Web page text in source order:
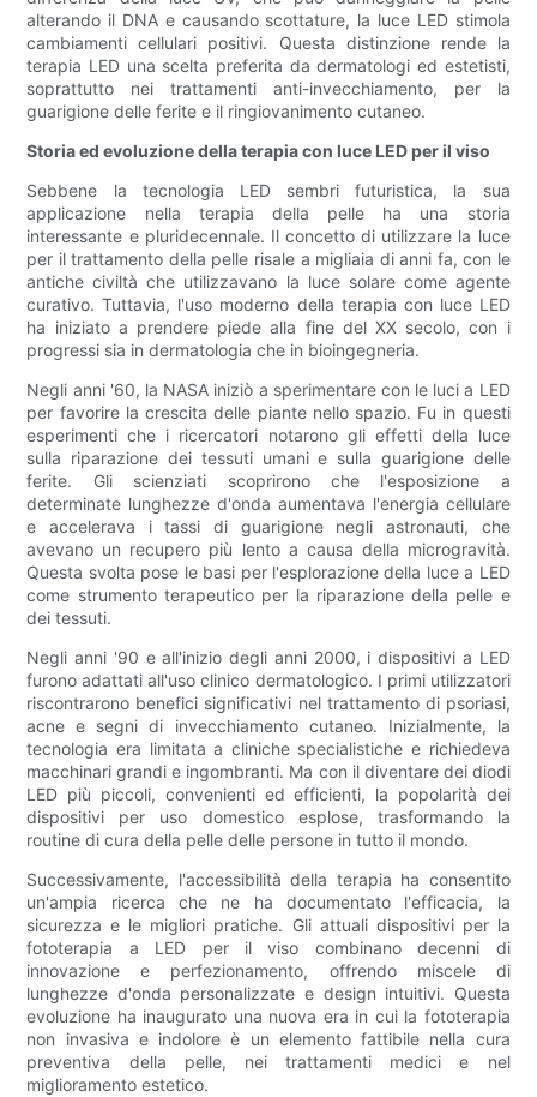
alterando il DNA e causando scottature, la luce LED stimola
cambiamenti cellulari positivi. Questa distinzione rende la
terapia LED una scelta preferita da dermatologi ed estetisti,
soprattutto nei trattamenti anti-invecchiamento, per la
guarigione delle ferite e il ringiovanimento cutaneo.
Storia ed evoluzione della terapia con luce LED per il viso
Sebbene la tecnologia LED sembri futuristica, la sua
applicazione nella terapia della pelle ha una storia
interessante e pluridecennale. Il concetto di utilizzare la luce
per il trattamento della pelle risale a migliaia di anni fa, con le
antiche civiltà che utilizzavano la luce solare come agente
curativo. Tuttavia, l'uso moderno della terapia con luce LED
ha iniziato a prendere piede alla fine del XX secolo, con i
progressi sia in dermatologia che in bioingegneria.
Negli anni '60, la NASA iniziò a sperimentare con le luci a LED
per favorire la crescita delle piante nello spazio. Fu in questi
esperimenti che i ricercatori notarono gli effetti della luce
sulla riparazione dei tessuti umani e sulla guarigione delle
ferite. Gli scienziati scoprirono che l'esposizione a
determinate lunghezze d'onda aumentava l'energia cellulare
e accelerava i tassi di guarigione negli astronauti, che
avevano un recupero più lento a causa della microgravità.
Questa svolta pose le basi per l'esplorazione della luce a LED
come strumento terapeutico per la riparazione della pelle e
dei tessuti.
Negli anni '90 e all'inizio degli anni 2000, i dispositivi a LED
furono adattati all'uso clinico dermatologico. I primi utilizzatori
riscontrarono benefici significativi nel trattamento di psoriasi,
acne e segni di invecchiamento cutaneo. Inizialmente, la
tecnologia era limitata a cliniche specialistiche e richiedeva
macchinari grandi e ingombranti. Ma con il diventare dei diodi
LED più piccoli, convenienti ed efficienti, la popolarità dei
dispositivi per uso domestico esplose, trasformando la
routine di cura della pelle delle persone in tutto il mondo.
Successivamente, l'accessibilità della terapia ha consentito
un'ampia ricerca che ne ha documentato l'efficacia, la
sicurezza e le migliori pratiche. Gli attuali dispositivi per la
fototerapia a LED per il viso combinano decenni di
innovazione e perfezionamento, offrendo miscele di
lunghezze d'onda personalizzate e design intuitivi. Questa
evoluzione ha inaugurato una nuova era in cui la fototerapia
non invasiva e indolore è un elemento fattibile nella cura
preventiva della pelle, nei trattamenti medici e nel
miglioramento estetico.